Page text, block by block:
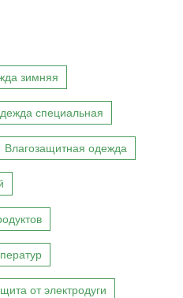
зимняя
специальная
Влагозащитная одежда
от электродуги